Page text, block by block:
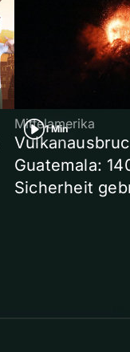
1 Min
Mittelamerika
Guatemala:
Sicherheit